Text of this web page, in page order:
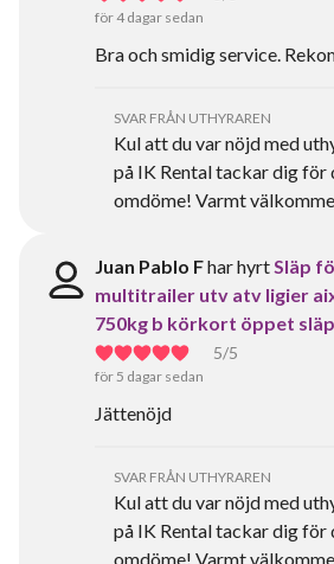
för 4 dagar sedan
Bra och smidig service.
SVAR FRÅN UTHYRAREN
Kul att du var nöjd med
på IK Rental tackar dig
omdöme! Varmt
Juan Pablo Fhar hyrtSläp
multitrailer utv atv ligier
750kg b körkort öppet
5/5
för 5 dagar sedan
Jättenöjd
SVAR FRÅN UTHYRAREN
Kul att du var nöjd med
på IK Rental tackar dig
omdöme! Varmt